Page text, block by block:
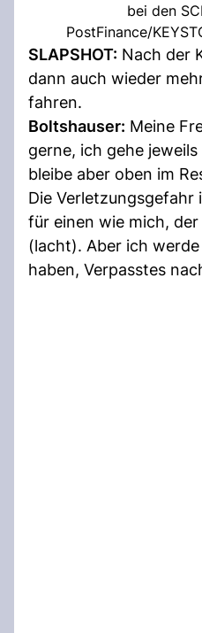
bei den
PostFinance/
SLAPSHOT: Nach der
dann auch wieder
fahren.
Boltshauser: Meine
gerne, ich gehe
bleibe aber oben im
Die Verletzungsgefahr
für einen wie mich,
(lacht). Aber ich
haben, Verpasstes